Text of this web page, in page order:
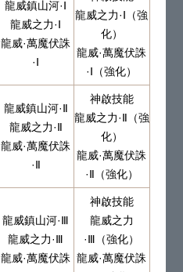
龍威鎮山河·Ⅰ
龍威之力·Ⅰ
龍威·萬魔伏誅
·Ⅰ
龍威之力·Ⅰ（強
化）
龍威·萬魔伏誅
·Ⅰ（強化）
龍威鎮山河·Ⅱ
龍威之力·Ⅱ
龍威·萬魔伏誅
·Ⅱ
神啟技能
龍威之力·Ⅱ（強
化）
龍威·萬魔伏誅
·Ⅱ（強化）
龍威鎮山河·Ⅲ
龍威之力·Ⅲ
龍威·萬魔伏誅
神啟技能
龍威之力
·Ⅲ（強化）
龍威·萬魔伏誅